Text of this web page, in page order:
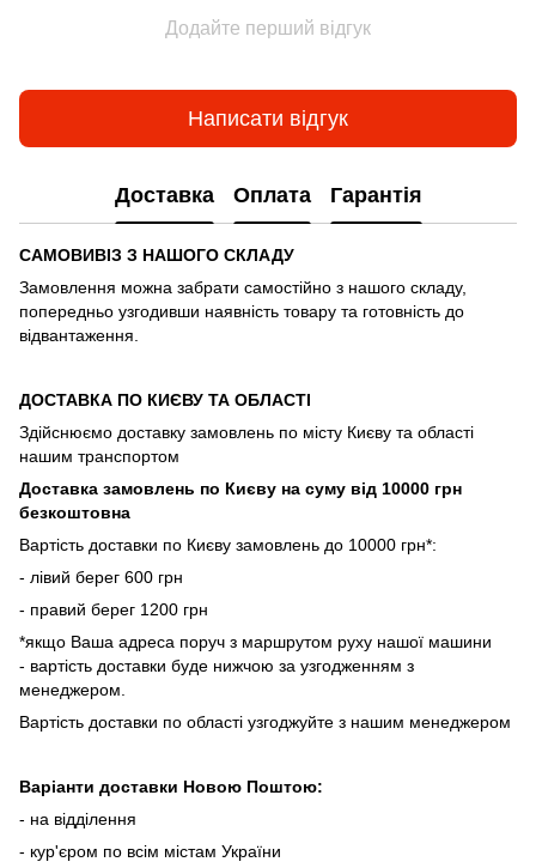
Додайте перший відгук
Написати відгук
Доставка Оплата Гарантія
САМОВИВІЗ З НАШОГО СКЛАДУ
Замовлення можна забрати самостійно з нашого складу,
попередньо узгодивши наявність товару та готовність до
відвантаження.
ДОСТАВКА ПО КИЄВУ ТА ОБЛАСТІ
Здійснюємо доставку замовлень по місту Києву та області
нашим транспортом
Доставка замовлень по Києву на суму від 10000 грн
безкоштовна
Вартість доставки по Києву замовлень до 10000 грн*:
- лівий берег 600 грн
- правий берег 1200 грн
*якщо Ваша адреса поруч з маршрутом руху нашої машини
- вартість доставки буде нижчою за узгодженням з
менеджером.
Вартість доставки по області узгоджуйте з нашим менеджером
Варіанти доставки Новою Поштою:
- на відділення
- кур'єром по всім містам України